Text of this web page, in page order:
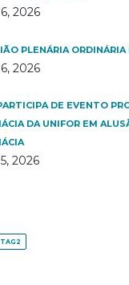
2026
PLENÁRIA
2026
DE EVENTO
DA UNIFOR EM
2026
TAG2